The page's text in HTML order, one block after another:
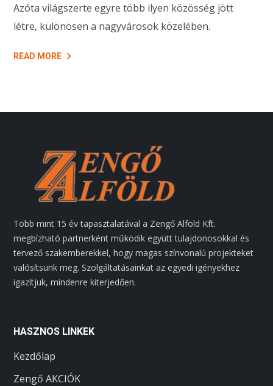
Azóta világszerte egyre több ilyen közösség jött
létre, különösen a nagyvárosok közelében.
READ MORE
Több mint 15 év tapasztalatával a Zengő Alföld Kft.
megbízható partnerként működik együtt tulajdonosokkal és
tervező szakemberekkel, hogy magas színvonalú projekteket
valósítsunk meg. Szolgáltatásainkat az egyedi igényekhez
igazítjuk, mindenre kiterjedően.
HASZNOS LINKEK
Kezdőlap
Zengő AKCIÓK